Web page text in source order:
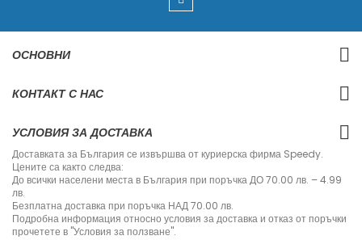
o
O
N
s
e
t
t
e
r
:
ОСНОВНИ
КОНТАКТ С НАС
УСЛОВИЯ ЗА ДОСТАВКА
Доставката за България се извършва от куриерска фирма Speedy.
Цените са както следва:
До всички населени места в България при поръчка ДО 70.00 лв. – 4.99
лв.
Безплатна доставка при поръчка НАД 70.00 лв.
Подробна информация относно условия за доставка и отказ от поръчки
прочетете в "Условия за ползване".